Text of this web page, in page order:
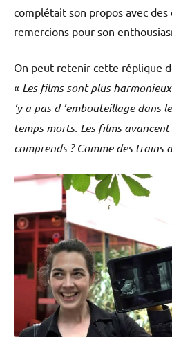
complétait son propos avec
remercions pour son
On peut retenir cette réplique
« Les films sont plus
‘y a pas d ’embouteillage dans
temps morts. Les films
comprends ? Comme des trains